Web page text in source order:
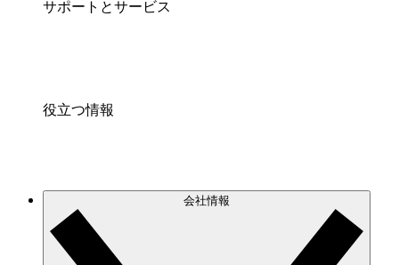
サポートとサービス
役立つ情報
会社情報